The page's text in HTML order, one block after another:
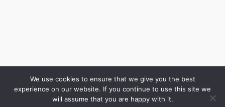
We use cookies to ensure that we give you the best
experience on our website. If you continue to use this site we
will assume that you are happy with it.